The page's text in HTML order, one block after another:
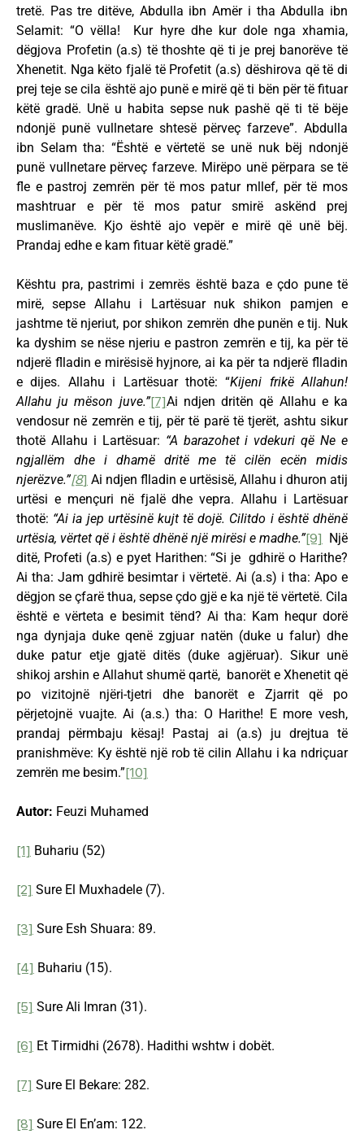
tretë. Pas tre ditëve, Abdulla ibn Amër i tha Abdulla ibn
Selamit: “O vëlla! Kur hyre dhe kur dole nga xhamia,
dëgjova Profetin (a.s) të thoshte që ti je prej banorëve të
Xhenetit. Nga këto fjalë të Profetit (a.s) dëshirova që të di
prej teje se cila është ajo punë e mirë që ti bën për të fituar
këtë gradë. Unë u habita sepse nuk pashë që ti të bëje
ndonjë punë vullnetare shtesë përveç farzeve”. Abdulla
ibn Selam tha: “Është e vërtetë se unë nuk bëj ndonjë
punë vullnetare përveç farzeve. Mirëpo unë përpara se të
fle e pastroj zemrën për të mos patur mllef, për të mos
mashtruar e për të mos patur smirë askënd prej
muslimanëve. Kjo është ajo vepër e mirë që unë bëj.
Prandaj edhe e kam fituar këtë gradë.”
Kështu pra, pastrimi i zemrës është baza e çdo pune të
mirë, sepse Allahu i Lartësuar nuk shikon pamjen e
jashtme të njeriut, por shikon zemrën dhe punën e tij. Nuk
ka dyshim se nëse njeriu e pastron zemrën e tij, ka për të
ndjerë flladin e mirësisë hyjnore, ai ka për ta ndjerë flladin
e dijes. Allahu i Lartësuar thotë: “Kijeni frikë Allahun!
Allahu ju mëson juve.”[7]Ai ndjen dritën që Allahu e ka
vendosur në zemrën e tij, për të parë të tjerët, ashtu sikur
thotë Allahu i Lartësuar: “A barazohet i vdekuri që Ne e
ngjallëm dhe i dhamë dritë me të cilën ecën midis
njerëzve.”[8] Ai ndjen flladin e urtësisë, Allahu i dhuron atij
urtësi e mençuri në fjalë dhe vepra. Allahu i Lartësuar
thotë: “Ai ia jep urtësinë kujt të dojë. Cilitdo i është dhënë
urtësia, vërtet që i është dhënë një mirësi e madhe.”[9] Një
ditë, Profeti (a.s) e pyet Harithen: “Si je gdhirë o Harithe?
Ai tha: Jam gdhirë besimtar i vërtetë. Ai (a.s) i tha: Apo e
dëgjon se çfarë thua, sepse çdo gjë e ka një të vërtetë. Cila
është e vërteta e besimit tënd? Ai tha: Kam hequr dorë
nga dynjaja duke qenë zgjuar natën (duke u falur) dhe
duke patur etje gjatë ditës (duke agjëruar). Sikur unë
shikoj arshin e Allahut shumë qartë, banorët e Xhenetit që
po vizitojnë njëri-tjetri dhe banorët e Zjarrit që po
përjetojnë vuajte. Ai (a.s.) tha: O Harithe! E more vesh,
prandaj përmbaju kësaj! Pastaj ai (a.s) ju drejtua të
pranishmëve: Ky është një rob të cilin Allahu i ka ndriçuar
zemrën me besim.”[10]
Autor: Feuzi Muhamed
[1] Buhariu (52)
[2] Sure El Muxhadele (7).
[3] Sure Esh Shuara: 89.
[4] Buhariu (15).
[5] Sure Ali Imran (31).
[6] Et Tirmidhi (2678). Hadithi wshtw i dobët.
[7] Sure El Bekare: 282.
[8] Sure El En’am: 122.